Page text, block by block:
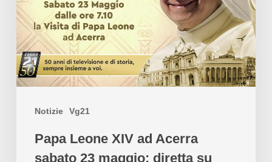
Notizie Vg21
Papa Leone XIV ad Acerra
sabato 23 maggio: diretta su